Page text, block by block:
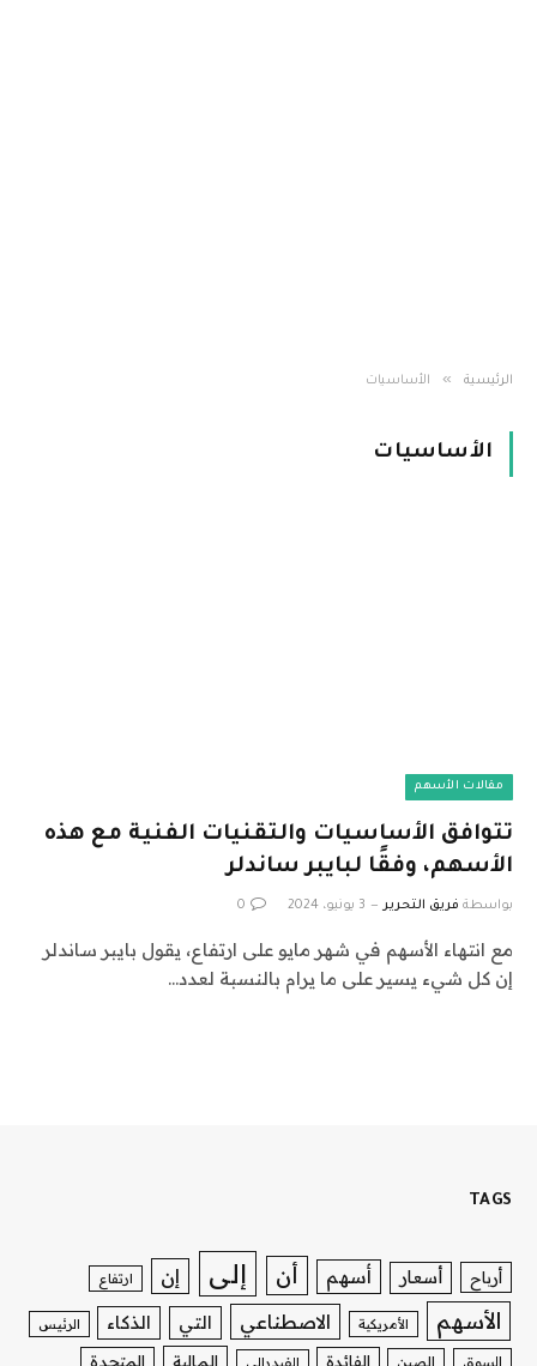
الرئيسية » الأساسيات
الأساسيات
مقالات الأسهم
تتوافق الأساسيات والتقنيات الفنية مع هذه
الأسهم، وفقًا لبايبر ساندلر
بواسطة فريق التحرير 3 يونيو، 2024 0
مع انتهاء الأسهم في شهر مايو على ارتفاع، يقول بايبر ساندلر
إن كل شيء يسير على ما يرام بالنسبة لعدد…
TAGS
أرباح أسعار أسهم أن إلى إن ارتفاع
الأسهم الأمريكية الاصطناعي التي الذكاء الرئيس
السوق الصين الفائدة الفيدرالي المالية المتحدة